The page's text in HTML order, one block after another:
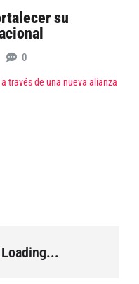
su
0
través de una nueva alianza